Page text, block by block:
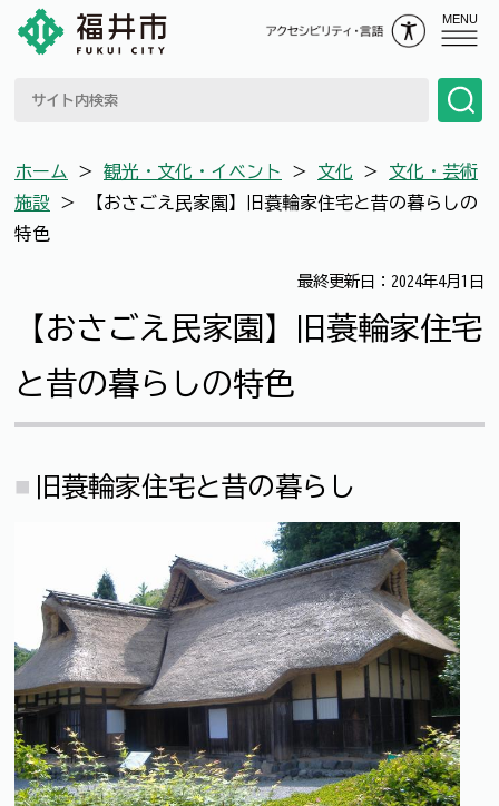
MENU
ホーム ＞ 観光・文化・イベント ＞ 文化 ＞ 文化・芸術
施設 ＞
【おさごえ民家園】旧蓑輪家住宅と昔の暮らしの
特色
最終更新日：2024年4月1日
【おさごえ民家園】旧蓑輪家住宅
と昔の暮らしの特色
旧蓑輪家住宅と昔の暮らし